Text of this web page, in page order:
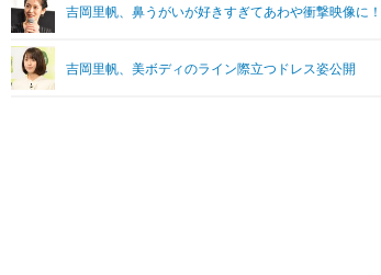
音楽
ペット
その他
プッシュ通知の停止方法
吉岡里帆、鼻うがいが好きすぎてあわや衝撃映像に！
吉岡里帆、美ボディのライン際立つドレス姿公開